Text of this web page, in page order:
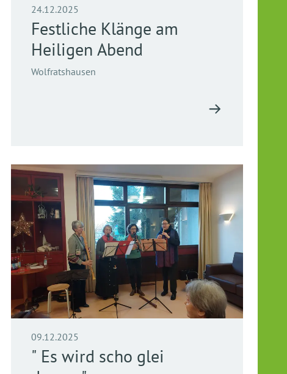
24.12.2025
Festliche Klänge am
Heiligen Abend
Wolfratshausen
09.12.2025
" Es wird scho glei